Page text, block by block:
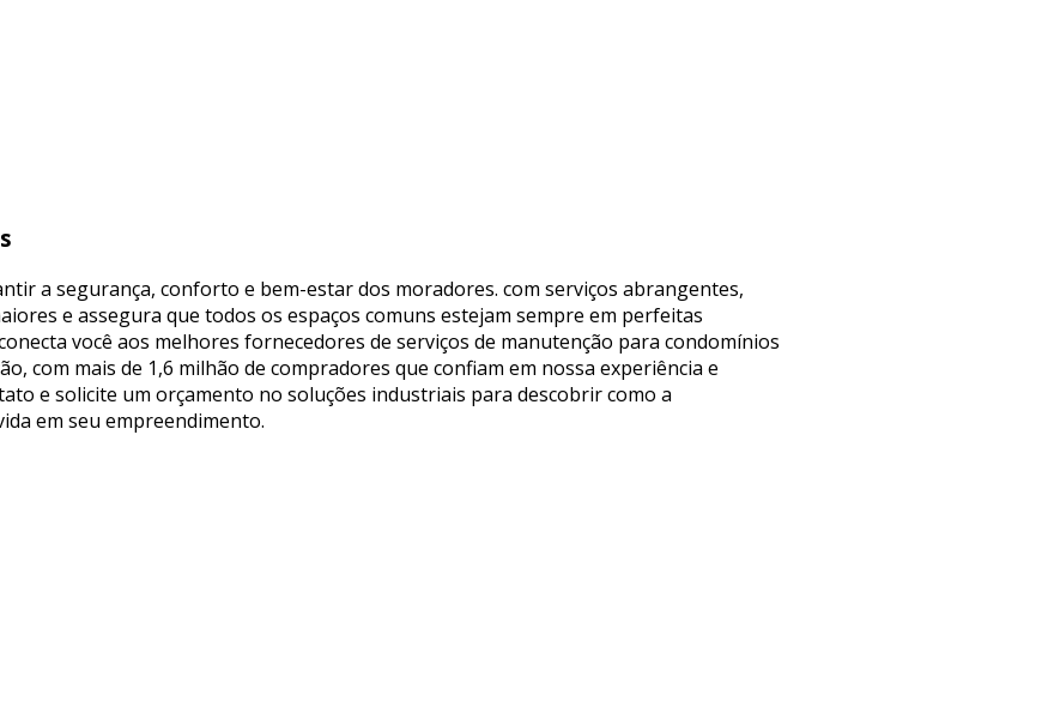
a segurança, conforto e bem-estar dos moradores. com serviços abrangentes,
e assegura que todos os espaços comuns estejam sempre em perfeitas
você aos melhores fornecedores de serviços de manutenção para condomínios
com mais de 1,6 milhão de compradores que confiam em nossa experiência e
e solicite um orçamento no soluções industriais para descobrir como a
em seu empreendimento.